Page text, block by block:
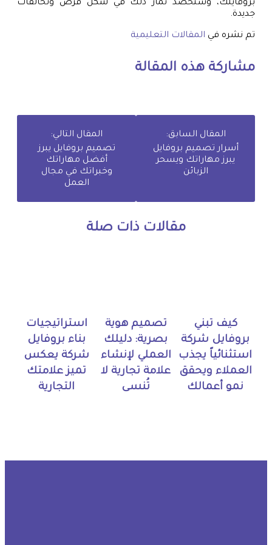
بروفايلك، وستحصد ثمار ذلك في شكل فرص وتحالفات
جديدة.
تم نشره في المقالات التعليمية
مشاركة هذه المقالة
المقال السابق:
أسرار تصميم بروفايل
يبرز مهاراتك ويسحر
الزبائن
المقال التالي:
تصميم بروفايل يبرز
أفضل مهاراتك
وخبراتك في مجال
العمل
مقالات ذات صلة
كيف تبني
بروفايل شركة
استثنائياً يجذب
العملاء ويحقق
نمو أعمالك
تصميم هوية
بصرية: دليلك
العملي لإنشاء
علامة تجارية لا
تُنسى
استراتيجيات
بناء بروفايل
شركة يعكس
تميز علامتك
التجارية